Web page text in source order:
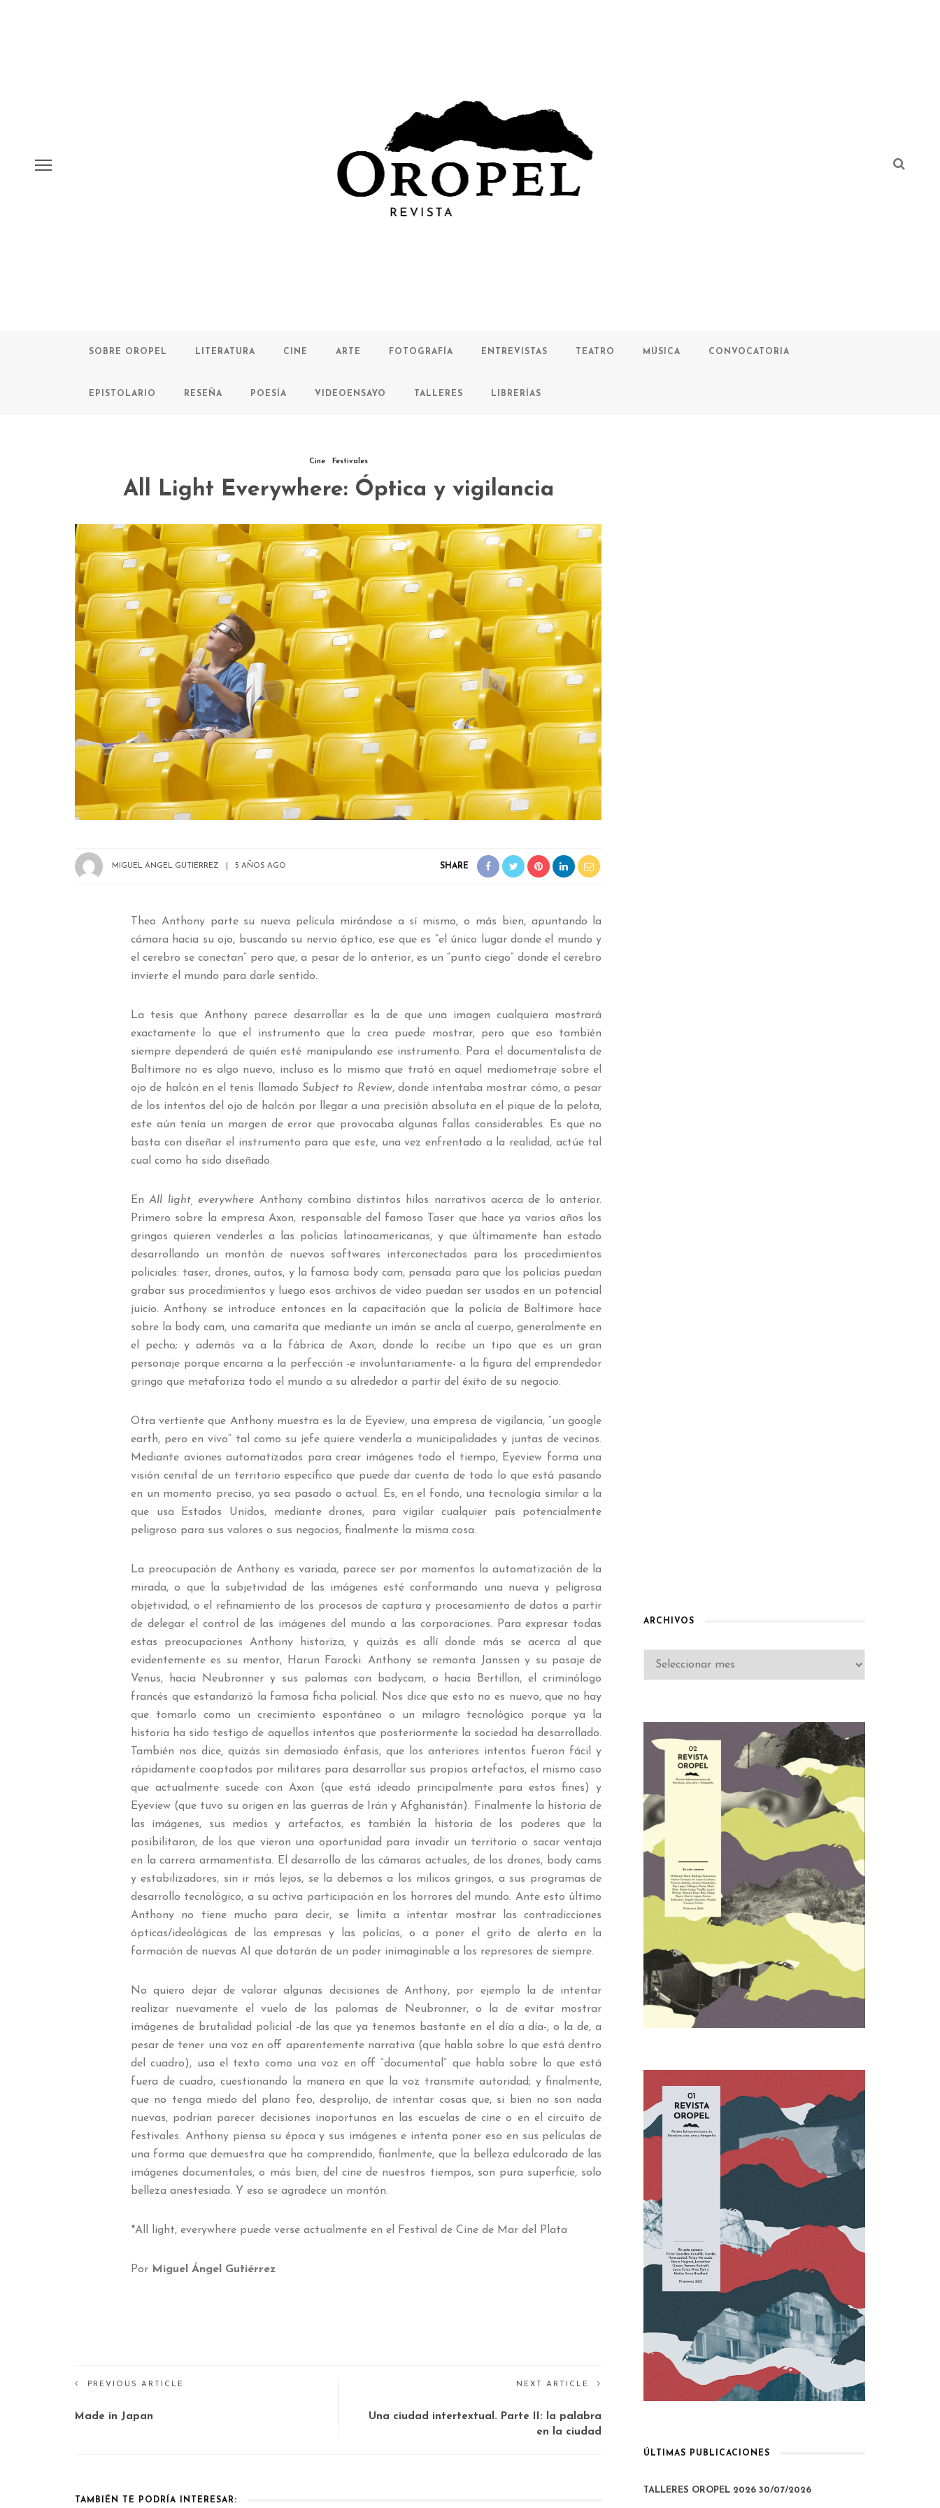
SOBRE OROPEL LITERATURA CINE ARTE FOTOGRAFÍA ENTREVISTAS TEATRO MÚSICA CONVOCATORIA
EPISTOLARIO RESEÑA POESÍA VIDEOENSAYO TALLERES LIBRERÍAS
Cine Festivales
All Light Everywhere: Óptica y vigilancia
MIGUEL ÁNGEL GUTIÉRREZ 5 AÑOS AGO SHARE
Theo Anthony parte su nueva película mirándose a sí mismo, o más bien, apuntando la
cámara hacia su ojo, buscando su nervio óptico, ese que es “el único lugar donde el mundo y
el cerebro se conectan” pero que, a pesar de lo anterior, es un “punto ciego” donde el cerebro
invierte el mundo para darle sentido.
La tesis que Anthony parece desarrollar es la de que una imagen cualquiera mostrará
exactamente lo que el instrumento que la crea puede mostrar, pero que eso también
siempre dependerá de quién esté manipulando ese instrumento. Para el documentalista de
Baltimore no es algo nuevo, incluso es lo mismo que trató en aquel mediometraje sobre el
ojo de halcón en el tenis llamadoSubject to Review, donde intentaba mostrar cómo, a pesar
de los intentos del ojo de halcón por llegar a una precisión absoluta en el pique de la pelota,
este aún tenía un margen de error que provocaba algunas fallas considerables. Es que no
basta con diseñar el instrumento para que este, una vez enfrentado a la realidad, actúe tal
cual como ha sido diseñado.
EnAll light, everywhere Anthony combina distintos hilos narrativos acerca de lo anterior.
Primero sobre la empresa Axon, responsable del famoso Taser que hace ya varios años los
gringos quieren venderles a las policías latinoamericanas, y que últimamente han estado
desarrollando un montón de nuevos softwares interconectados para los procedimientos
policiales: taser, drones, autos, y la famosa body cam, pensada para que los policías puedan
grabar sus procedimientos y luego esos archivos de video puedan ser usados en un potencial
juicio. Anthony se introduce entonces en la capacitación que la policía de Baltimore hace
sobre la body cam, una camarita que mediante un imán se ancla al cuerpo, generalmente en
el pecho; y además va a la fábrica de Axon, donde lo recibe un tipo que es un gran
personaje porque encarna a la perfección -e involuntariamente- a la figura del emprendedor
gringo que metaforiza todo el mundo a su alrededor a partir del éxito de su negocio.
Otra vertiente que Anthony muestra es la de Eyeview, una empresa de vigilancia, “un google
earth, pero en vivo” tal como su jefe quiere venderla a municipalidades y juntas de vecinos.
Mediante aviones automatizados para crear imágenes todo el tiempo, Eyeview forma una
visión cenital de un territorio específico que puede dar cuenta de todo lo que está pasando
en un momento preciso, ya sea pasado o actual. Es, en el fondo, una tecnología similar a la
que usa Estados Unidos, mediante drones, para vigilar cualquier país potencialmente
peligroso para sus valores o sus negocios, finalmente la misma cosa.
La preocupación de Anthony es variada, parece ser por momentos la automatización de la
mirada, o que la subjetividad de las imágenes esté conformando una nueva y peligrosa
objetividad, o el refinamiento de los procesos de captura y procesamiento de datos a partir
de delegar el control de las imágenes del mundo a las corporaciones. Para expresar todas
estas preocupaciones Anthony historiza, y quizás es allí donde más se acerca al que
evidentemente es su mentor, Harun Farocki. Anthony se remonta Janssen y su pasaje de
Venus, hacia Neubronner y sus palomas con bodycam, o hacia Bertillon, el criminólogo
francés que estandarizó la famosa ficha policial. Nos dice que esto no es nuevo, que no hay
que tomarlo como un crecimiento espontáneo o un milagro tecnológico porque ya la
historia ha sido testigo de aquellos intentos que posteriormente la sociedad ha desarrollado.
También nos dice, quizás sin demasiado énfasis, que los anteriores intentos fueron fácil y
rápidamente cooptados por militares para desarrollar sus propios artefactos, el mismo caso
que actualmente sucede con Axon (que está ideado principalmente para estos fines) y
Eyeview (que tuvo su origen en las guerras de Irán y Afghanistán). Finalmente la historia de
las imágenes, sus medios y artefactos, es también la historia de los poderes que la
posibilitaron, de los que vieron una oportunidad para invadir un territorio o sacar ventaja
en la carrera armamentista. El desarrollo de las cámaras actuales, de los drones, body cams
y estabilizadores, sin ir más lejos, se la debemos a los milicos gringos, a sus programas de
desarrollo tecnológico, a su activa participación en los horrores del mundo. Ante esto último
Anthony no tiene mucho para decir, se limita a intentar mostrar las contradicciones
ópticas/ideológicas de las empresas y las policías, o a poner el grito de alerta en la
formación de nuevas AI que dotarán de un poder inimaginable a los represores de siempre.
No quiero dejar de valorar algunas decisiones de Anthony, por ejemplo la de intentar
realizar nuevamente el vuelo de las palomas de Neubronner, o la de evitar mostrar
imágenes de brutalidad policial -de las que ya tenemos bastante en el día a día-, o la de, a
pesar de tener una voz en off aparentemente narrativa (que habla sobre lo que está dentro
del cuadro), usa el texto como una voz en off “documental” que habla sobre lo que está
fuera de cuadro, cuestionando la manera en que la voz transmite autoridad; y finalmente,
que no tenga miedo del plano feo, desprolijo, de intentar cosas que, si bien no son nada
nuevas, podrían parecer decisiones inoportunas en las escuelas de cine o en el circuito de
festivales. Anthony piensa su época y sus imágenes e intenta poner eso en sus películas de
una forma que demuestra que ha comprendido, fianlmente, que la belleza edulcorada de las
imágenes documentales, o más bien, del cine de nuestros tiempos, son pura superficie, solo
belleza anestesiada. Y eso se agradece un montón.
*All light, everywhere puede verse actualmente en el Festival de Cine de Mar del Plata
Por Miguel Ángel Gutiérrez
PREVIOUS ARTICLE
Made in Japan
NEXT ARTICLE
Una ciudad intertextual. Parte II: la palabra
en la ciudad
TAMBIÉN TE PODRÍA INTERESAR:
ARCHIVOS
ÚLTIMAS PUBLICACIONES
TALLERES OROPEL 2026 30/07/2026